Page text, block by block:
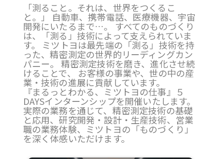
「測ること。それは、世界をつくるこ
と。」 自動車、携帯電話、医療機器、宇宙
開発にいたるまで…。 すべてのものづくり
は、「測る」技術によって支えられていま
す。 ミツトヨは最先端の「測る」技術を持
った、精密測定の世界的リーディングカン
パニー。 精密測定技術を磨き、進化させ続
けることで、 お客様の事業や、世の中の産
業・技術の進展に貢献しています。
『まるっとわかる、ミツトヨの仕事』５
DAYSインターンシップを開催いたします。
実際の業務を通じて、 精密測定技術の基礎
と応用、研究開発・設計・生産技術、営業
職の業務体験、ミツトヨの「ものづくり」
を深く体感いただけます。